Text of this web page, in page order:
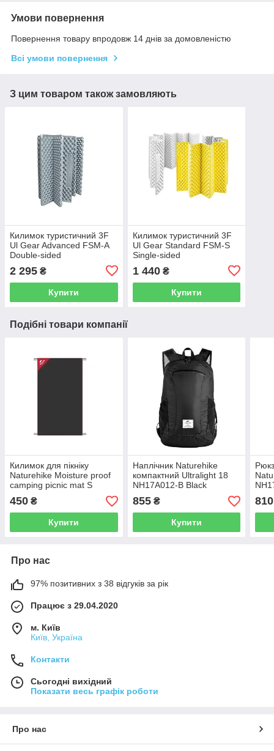
Умови повернення
Повернення товару впродовж 14 днів за домовленістю
Всі умови повернення
З цим товаром також замовляють
Килимок туристичний 3F
Ul Gear Advanced FSM-A
Double-sided
2 295 ₴
Купити
Килимок туристичний 3F
Ul Gear Standard FSM-S
Single-sided
1 440₴
Купити
Подібні товари компанії
Килимок для пікніку
Naturehike Moisture proof
camping picnic mat S
1200х700 мм NH17D050-B
black
450 ₴
Купити
Наплічник Naturehike
компактний Ultralight 18
NH17A012-B Black
855₴
Купити
810
Про нас
97% позитивних з 38 відгуків за рік
Працює з 29.04.2020
м. Київ
Київ, Україна
Контакти
Сьогодні вихідний
Показати весь графік роботи
Про нас